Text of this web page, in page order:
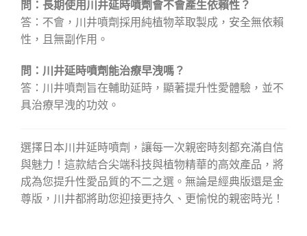
問：長期使用川井延時噴劑會不會產生依賴性？
答：不會，川井噴劑採用純植物萃取製成，安全無依賴
性，且無副作用。
問：川井延時噴劑能治療早洩嗎？
答：川井噴劑旨在輔助延時，顯著提升性愛體驗，並不
具治療早洩的功效。
選擇日本川井延時噴劑，讓每一次親密時刻都充滿自信
與魅力！這款結合尖端科技與植物精華的高效產品，將
成為您提升性愛品質的不二之選。無論是經典版還是金
尊版，川井都將助您迎接更持久、更愉悅的親密時光！